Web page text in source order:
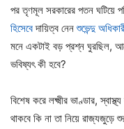
পর তৃণমূল সরকারের পতন ঘটিয়ে
হিসেবেদায়িত্ব নেন শুভেন্দু
মনে একটাই বড় প্রশ্ন ঘুরছিল,
ভবিষ্যৎ কী হবে?
বিশেষ করে লক্ষ্মীর ভাণ্ডার,
থাকবে কি না তা নিয়ে রাজ্যজুড়ে